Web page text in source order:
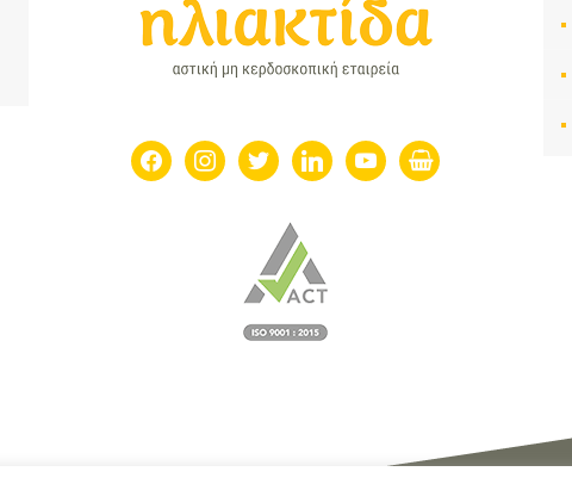
facebookinstagram
twitter linkedinyoutubeshopping-
basket